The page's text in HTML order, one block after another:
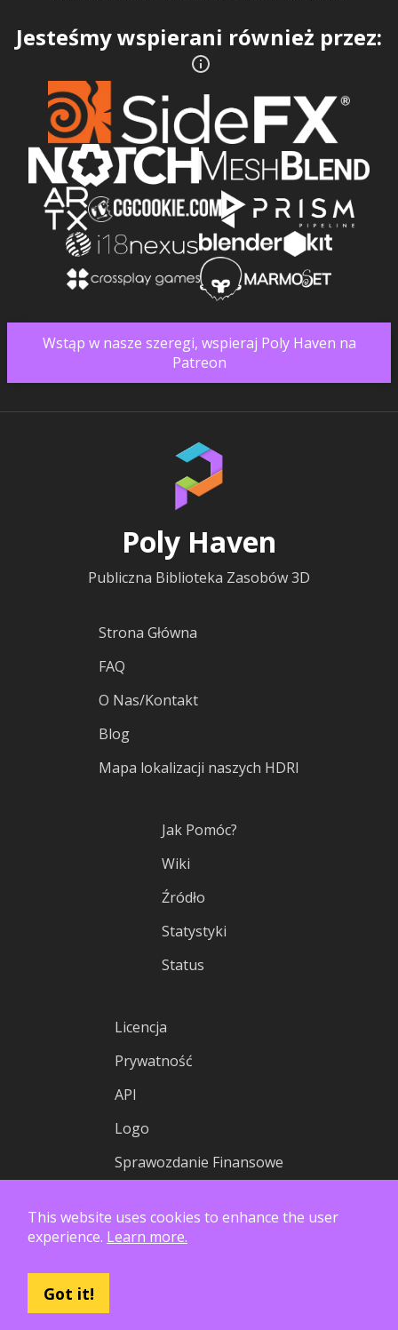
Jesteśmy wspierani również przez:
Wstąp w nasze szeregi, wspieraj Poly Haven na
Patreon
Poly Haven
Publiczna Biblioteka Zasobów 3D
Strona Główna
FAQ
O Nas/Kontakt
Blog
Mapa lokalizacji naszych HDRI
Jak Pomóc?
Wiki
Źródło
Statystyki
Status
Licencja
Prywatność
API
Logo
Sprawozdanie Finansowe
This website uses cookies to enhance the user
experience. Learn more.
Got it!